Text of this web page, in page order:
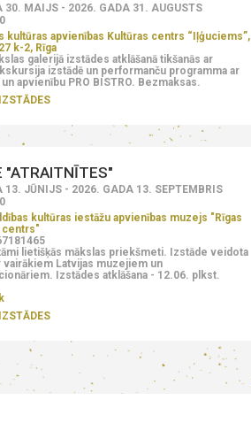
30. MAIJS - 2026. GADA 31. AUGUSTS
kultūras apvienības Kultūras centrs “Iļģuciems”,
k-2, Rīga
galerijā izstādes atklāšanā tikšanās ar
izstādē un performanču programma ar
apvienību PRO BISTRO. Bezmaksas.
IZSTĀDES
"ATRAITNĪTES"
13. JŪNIJS - 2026. GADA 13. SEPTEMBRIS
kultūras iestāžu apvienības muzejs "Rīgas
centrs"
lietišķās mākslas priekšmeti. Izstāde veidota
vairākiem Latvijas muzejiem un
Izstādes atklāšana - 12.06. plkst.
IZSTĀDES